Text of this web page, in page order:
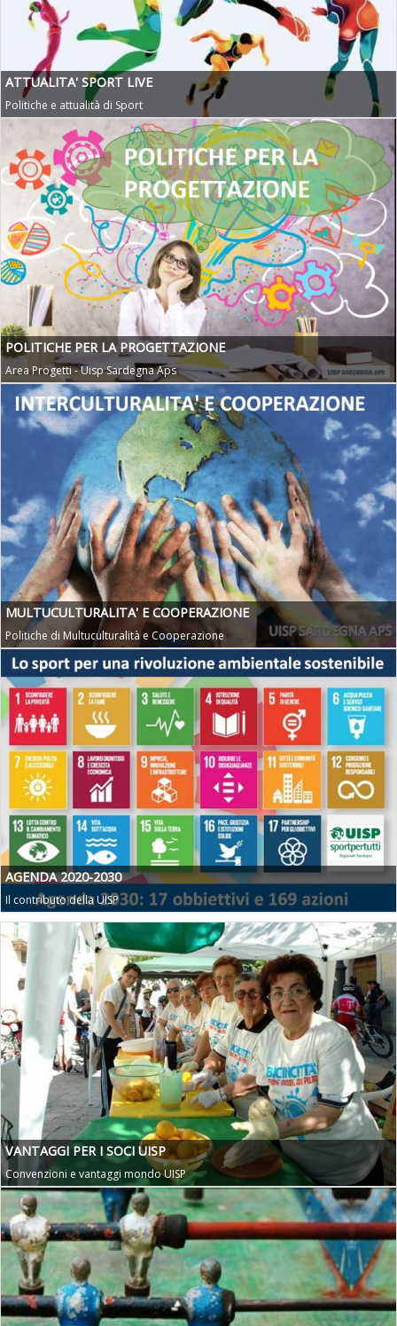
ATTUALITA' SPORT LIVE
Politiche e attualità di Sport
POLITICHE PER LA PROGETTAZIONE
Area Progetti - Uisp Sardegna Aps
MULTUCULTURALITA' E COOPERAZIONE
Politiche di Multuculturalità e Cooperazione
AGENDA 2020-2030
Il contributo della UISP
VANTAGGI PER I SOCI UISP
Convenzioni e vantaggi mondo UISP